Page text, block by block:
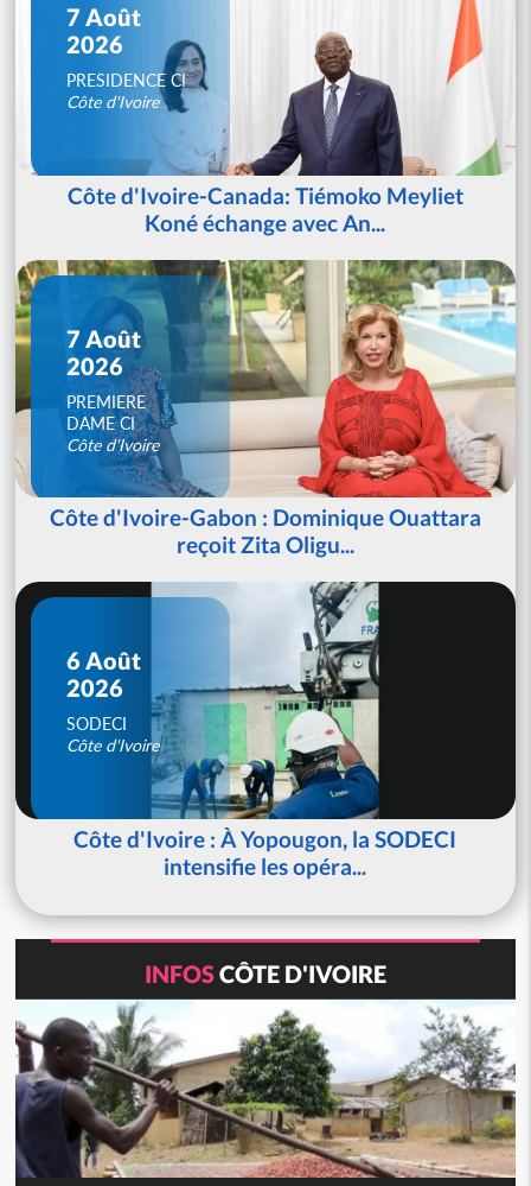
7 Août
2026
PRESIDENCE CI
Côte d'Ivoire
Côte d'Ivoire-Canada: Tiémoko Meyliet
Koné échange avec An...
7 Août
2026
PREMIERE
DAME CI
Côte d'Ivoire
Côte d'Ivoire-Gabon : Dominique Ouattara
reçoit Zita Oligu...
6 Août
2026
SODECI
Côte d'Ivoire
Côte d'Ivoire : À Yopougon, la SODECI
intensifie les opéra...
INFOSCÔTE D'IVOIRE